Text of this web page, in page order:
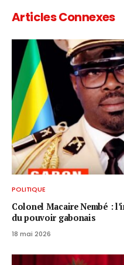
Articles Connexes
POLITIQUE
Colonel Macaire Nembé :
du pouvoir gabonais
18 mai 2026